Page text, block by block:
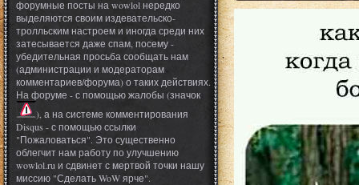
форумные посты на wowlol нередко
выделяются своим издевательско-
тролльским настроем и иногда среди них
затесывается даже спам, посему -
убедительная просьба сообщать нам
(администрации и модераторам
комментариев/форума) о таких действиях.
На форуме - с помощью жалобы (значок
), а на системе комментирования
Disqus - с помощью ссылки
"Пожаловаться". Это существенно
облегчит нам работу по улучшению
wowlol.ru и сдвинет с мертвой точки нашу
миссию "Сделать WoW ярче".